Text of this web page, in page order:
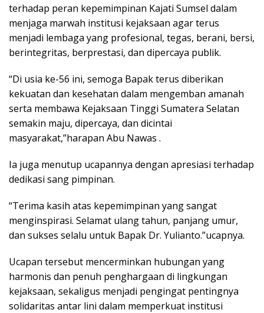
terhadap peran kepemimpinan Kajati Sumsel dalam
menjaga marwah institusi kejaksaan agar terus
menjadi lembaga yang profesional, tegas, berani, bersi,
berintegritas, berprestasi, dan dipercaya publik.
“Di usia ke-56 ini, semoga Bapak terus diberikan
kekuatan dan kesehatan dalam mengemban amanah
serta membawa Kejaksaan Tinggi Sumatera Selatan
semakin maju, dipercaya, dan dicintai
masyarakat,”harapan Abu Nawas .
Ia juga menutup ucapannya dengan apresiasi terhadap
dedikasi sang pimpinan.
“Terima kasih atas kepemimpinan yang sangat
menginspirasi. Selamat ulang tahun, panjang umur,
dan sukses selalu untuk Bapak Dr. Yulianto.”ucapnya.
Ucapan tersebut mencerminkan hubungan yang
harmonis dan penuh penghargaan di lingkungan
kejaksaan, sekaligus menjadi pengingat pentingnya
solidaritas antar lini dalam memperkuat institusi